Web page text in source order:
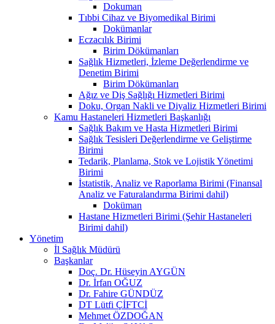
Dokuman
Tıbbi Cihaz ve Biyomedikal Birimi
Dokümanlar
Eczacılık Birimi
Birim Dökümanları
Sağlık Hizmetleri, İzleme Değerlendirme ve
Denetim Birimi
Birim Dökümanları
Ağız ve Diş Sağlığı Hizmetleri Birimi
Doku, Organ Nakli ve Diyaliz Hizmetleri Birimi
Kamu Hastaneleri Hizmetleri Başkanlığı
Sağlık Bakım ve Hasta Hizmetleri Birimi
Sağlık Tesisleri Değerlendirme ve Geliştirme
Birimi
Tedarik, Planlama, Stok ve Lojistik Yönetimi
Birimi
İstatistik, Analiz ve Raporlama Birimi (Finansal
Analiz ve Faturalandırma Birimi dahil)
Doküman
Hastane Hizmetleri Birimi (Şehir Hastaneleri
Birimi dahil)
Yönetim
İl Sağlık Müdürü
Başkanlar
Doç. Dr. Hüseyin AYGÜN
Dr. İrfan OĞUZ
Dr. Fahire GÜNDÜZ
DT Lütfi ÇİFTCİ
Mehmet ÖZDOĞAN